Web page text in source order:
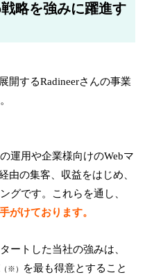
略を強みに躍進す
開するRadineerさんの事業
運用や企業様向けのWebマ
由の集客、収益をはじめ、
グです。これらを通し、
がけております。
ートした当社の強みは、
（※）
を最も得意とすること